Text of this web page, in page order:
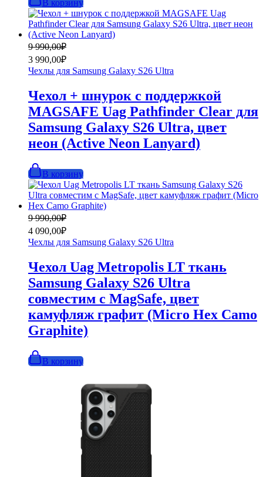
В корзину
9 990,00₽
Первоначальная
цена
составляла
9
3 990,00₽
Текущая
цена:
3
990,00₽.
Чехлы для Samsung Galaxy S26 Ultra
Чехол + шнурок с поддержкой
MAGSAFE Uag Pathfinder Clear для
Samsung Galaxy S26 Ultra, цвет
неон (Active Neon Lanyard)
В корзину
9 990,00₽
Первоначальная
цена
составляла
9
4 090,00₽
Текущая
цена:
4
090,00₽.
Чехлы для Samsung Galaxy S26 Ultra
Чехол Uag Metropolis LT ткань
Samsung Galaxy S26 Ultra
совместим с MagSafe, цвет
камуфляж графит (Micro Hex Camo
Graphite)
В корзину